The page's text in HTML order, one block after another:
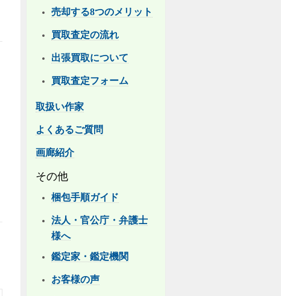
売却する8つのメリット
買取査定の流れ
出張買取について
買取査定フォーム
取扱い作家
よくあるご質問
画廊紹介
その他
梱包手順ガイド
法人・官公庁・弁護士
様へ
鑑定家・鑑定機関
お客様の声